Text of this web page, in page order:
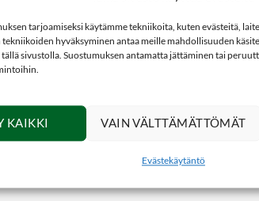
tarjoamiseksi käytämme tekniikoita, kuten evästeitä,
tekniikoiden hyväksyminen antaa meille mahdollisuuden
sivustolla. Suostumuksen antamatta jättäminen tai
KAIKKI VAIN VÄLTTÄMÄTTÖMÄT
Evästekäytäntö